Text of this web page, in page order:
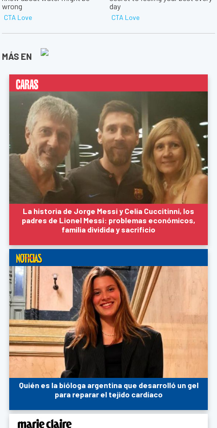
MÁS EN
La historia de Jorge Messi y Celia Cuccitinni, los
padres de Lionel Messi: problemas económicos,
familia dividida y sacrificio
Quién es la bióloga argentina que desarrolló un gel
para reparar el tejido cardíaco